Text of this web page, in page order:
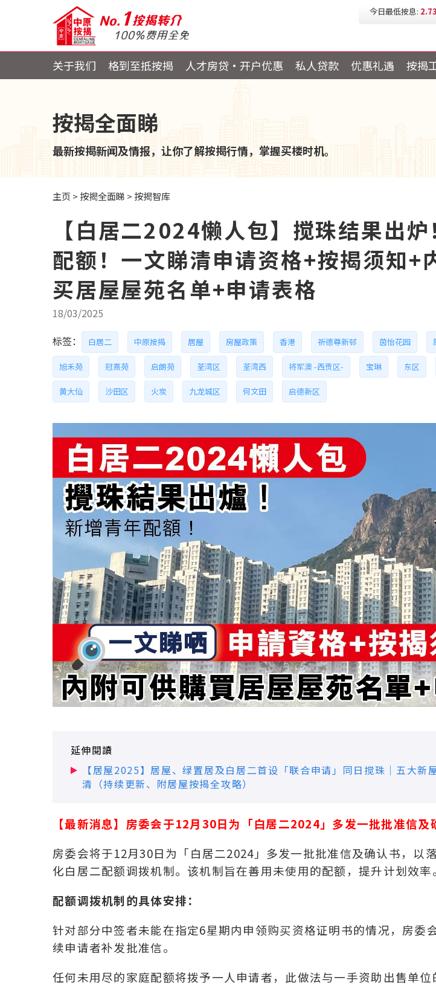
今日最低P按:
关于我们 格到至抵按揭 人才房贷・开户优惠 私人贷款 优惠礼遇 按揭
按揭全面睇
最新按揭新闻及情报，让你了解按揭行情，掌握买楼时机。
主页 >按揭全面睇 >按揭智库
【白居二2024懒人包】搅珠结果出
配额！一文睇清申请资格+按揭须知+
买居屋屋苑名单+申请表格
18/03/2025
标签：
白居二 中原按揭 居屋 房屋政策 香港 祈德尊新邨 茵怡花园
旭禾苑 冠熹苑 启朗苑 荃湾区 荃湾西 将军澳 -西贡区- 宝琳 东区
黄大仙 沙田区 火炭 九龙城区 何文田 启德新区
延伸閱讀
【居屋2025】居屋、绿置居及白居二首设「联合申请」同日搅珠｜五大新
清（持续更新、附居屋按揭全攻略）
【最新消息】房委会于12月30日为「白居二2024」多发一批批准信及
房委会将于12月30日为「白居二2024」多发一批批准信及确认书，以
化白居二配额调拨机制。该机制旨在善用未使用的配额，提升计划效率。
配额调拨机制的具体安排：
针对部分中签者未能在指定6星期内申领购买资格证明书的情况，房委
续申请者补发批准信。
任何未用尽的家庭配额将拨予一人申请者，此做法与一手资助出售单位